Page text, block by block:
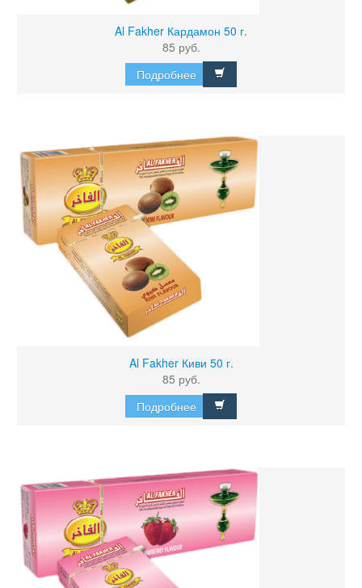
Al Fakher Кардамон 50 г.
85 руб.
Подробнее
Al Fakher Киви 50 г.
85 руб.
Подробнее